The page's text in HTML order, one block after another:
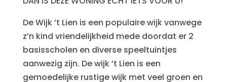
De Wijk ’t Lien is een populaire wijk vanwege
z’n kind vriendelijkheid mede doordat er 2
basisscholen en diverse speeltuintjes
aanwezig zijn. De wijk ’t Lien is een
gemoedelijke rustige wijk met veel groen en